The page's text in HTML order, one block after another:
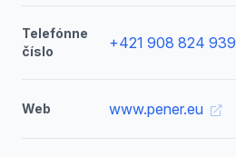
Telefónne
číslo
+421 908 824 939
Web www.pener.eu